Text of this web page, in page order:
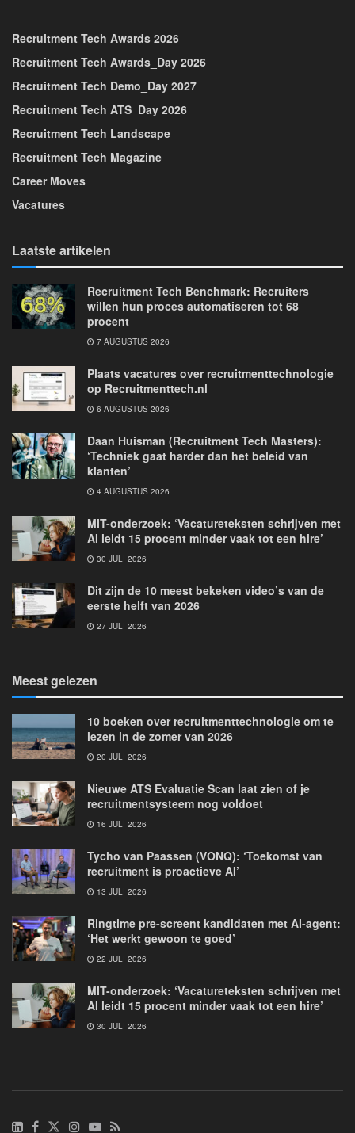
Recruitment Tech Awards 2026
Recruitment Tech Awards_Day 2026
Recruitment Tech Demo_Day 2027
Recruitment Tech ATS_Day 2026
Recruitment Tech Landscape
Recruitment Tech Magazine
Career Moves
Vacatures
Laatste artikelen
Recruitment Tech Benchmark: Recruiters
willen hun proces automatiseren tot 68
procent
7 AUGUSTUS 2026
Plaats vacatures over recruitmenttechnologie
op Recruitmenttech.nl
6 AUGUSTUS 2026
Daan Huisman (Recruitment Tech Masters):
‘Techniek gaat harder dan het beleid van
klanten’
4 AUGUSTUS 2026
MIT-onderzoek: ‘Vacatureteksten schrijven met
AI leidt 15 procent minder vaak tot een hire’
30 JULI 2026
Dit zijn de 10 meest bekeken video’s van de
eerste helft van 2026
27 JULI 2026
Meest gelezen
10 boeken over recruitmenttechnologie om te
lezen in de zomer van 2026
20 JULI 2026
Nieuwe ATS Evaluatie Scan laat zien of je
recruitmentsysteem nog voldoet
16 JULI 2026
Tycho van Paassen (VONQ): ‘Toekomst van
recruitment is proactieve AI’
13 JULI 2026
Ringtime pre-screent kandidaten met AI-agent:
‘Het werkt gewoon te goed’
22 JULI 2026
MIT-onderzoek: ‘Vacatureteksten schrijven met
AI leidt 15 procent minder vaak tot een hire’
30 JULI 2026